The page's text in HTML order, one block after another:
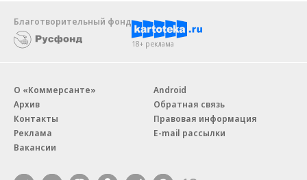
Благотворительный фонд
18+ реклама
О «Коммерсанте»
Архив
Контакты
Реклама
Вакансии
Android
Обратная связь
Правовая информация
E-mail рассылки